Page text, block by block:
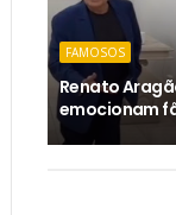
FAMOSOS
Renato
emocionam